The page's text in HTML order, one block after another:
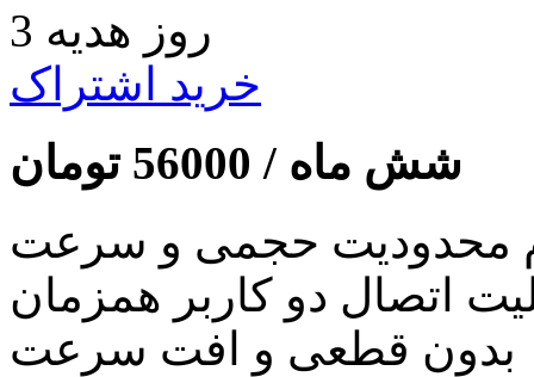
3 روز هدیه
خرید اشتراک
شش ماه / 56000 تومان
محدودیت حجمی و سرعت
اتصال دو کاربر همزمان
بدون قطعی و افت سرعت